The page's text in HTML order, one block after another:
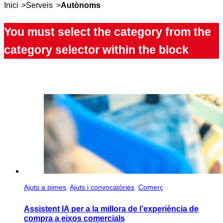
Inici >Serveis >Autònoms
You must select the category from the
category selector within the block
Ajuts a pimes, Ajuts i convocatòries, Comerç
Assistent IA per a la millora de l’experiència de
compra a eixos comercials